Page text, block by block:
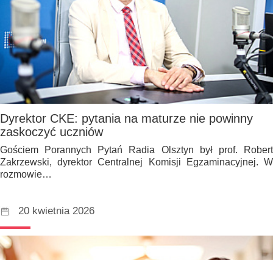
Dyrektor CKE: pytania na maturze nie powinny
zaskoczyć uczniów
Gościem Porannych Pytań Radia Olsztyn był prof. Robert
Zakrzewski, dyrektor Centralnej Komisji Egzaminacyjnej. W
rozmowie…
20 kwietnia 2026